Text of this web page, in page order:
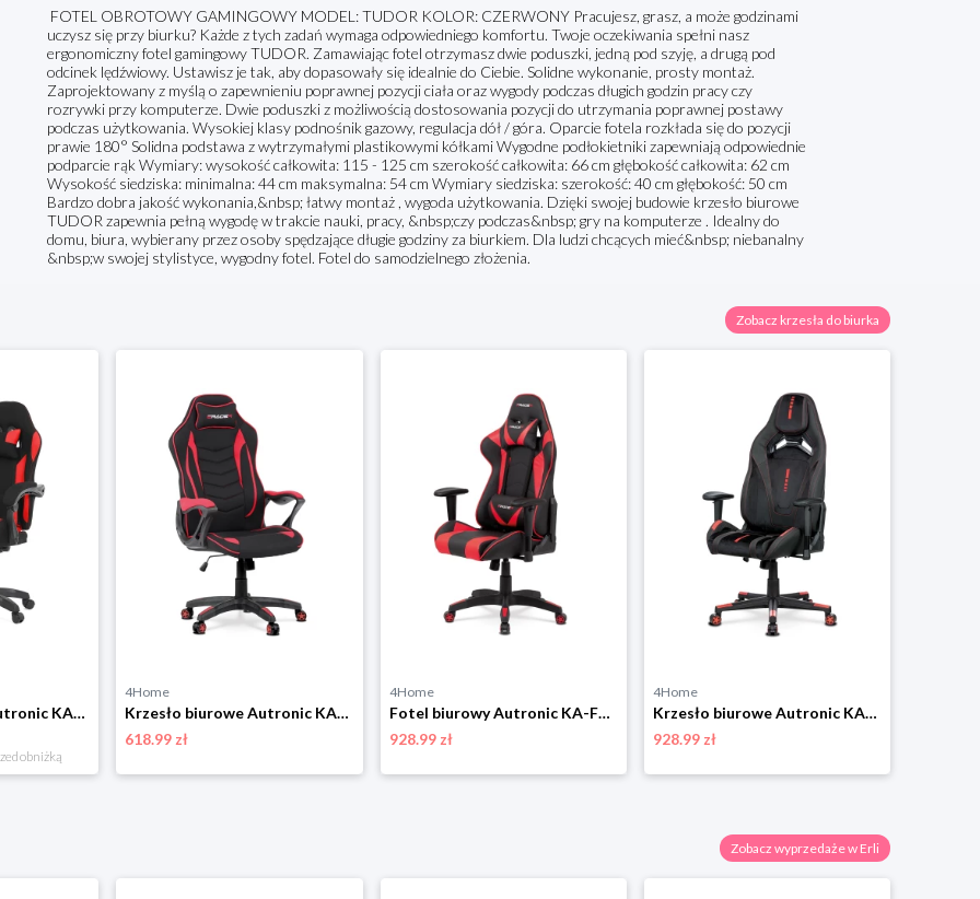
FOTEL OBROTOWY GAMINGOWY MODEL: TUDOR KOLOR: CZERWONY Pracujesz, grasz, a może godzinami
uczysz się przy biurku? Każde z tych zadań wymaga odpowiedniego komfortu. Twoje oczekiwania spełni nasz
ergonomiczny fotel gamingowy TUDOR. Zamawiając fotel otrzymasz dwie poduszki, jedną pod szyję, a drugą pod
odcinek lędźwiowy. Ustawisz je tak, aby dopasowały się idealnie do Ciebie. Solidne wykonanie, prosty montaż.
Zaprojektowany z myślą o zapewnieniu poprawnej pozycji ciała oraz wygody podczas długich godzin pracy czy
rozrywki przy komputerze. Dwie poduszki z możliwością dostosowania pozycji do utrzymania poprawnej postawy
podczas użytkowania. Wysokiej klasy podnośnik gazowy, regulacja dół / góra. Oparcie fotela rozkłada się do pozycji
prawie 180° Solidna podstawa z wytrzymałymi plastikowymi kółkami Wygodne podłokietniki zapewniają odpowiednie
podparcie rąk Wymiary: wysokość całkowita: 115 - 125 cm szerokość całkowita: 66 cm głębokość całkowita: 62 cm
Wysokość siedziska: minimalna: 44 cm maksymalna: 54 cm Wymiary siedziska: szerokość: 40 cm głębokość: 50 cm
Bardzo dobra jakość wykonania,&nbsp; łatwy montaż , wygoda użytkowania. Dzięki swojej budowie krzesło biurowe
TUDOR zapewnia pełną wygodę w trakcie nauki, pracy, &nbsp;czy podczas&nbsp; gry na komputerze . Idealny do
domu, biura, wybierany przez osoby spędzające długie godziny za biurkiem. Dla ludzi chcących mieć&nbsp; niebanalny
&nbsp;w swojej stylistyce, wygodny fotel. Fotel do samodzielnego złożenia.
Zobacz krzesła do biurka
Krzesło biurowe Autronic KA-R209 RED
obniżką
4Home
Krzesło biurowe Autronic KA-G408 RED
618.99 zł
4Home
Fotel biurowy Autronic KA-F03 RED
928.99 zł
4Home
Krzesło biurowe Autronic KA-F07 RED
928.99 zł
Zobacz wyprzedaże w Erli